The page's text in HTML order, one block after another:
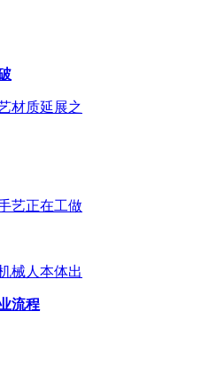
材质延展之
艺正在工做
械人本体出
流程